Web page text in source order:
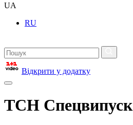
UA
RU
Відкрити у додатку
ТСН Спецвипуск